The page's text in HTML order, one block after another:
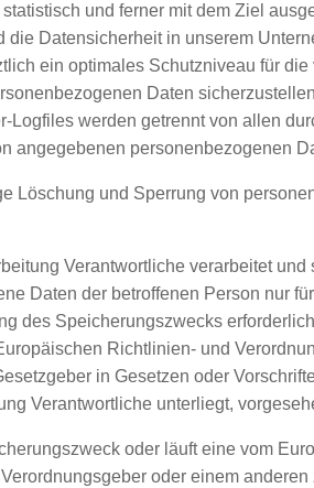
und ferner mit dem Ziel
die Datensicherheit in unserem
ein optimales Schutzniveau für die
Daten
Logfiles werden getrennt von allen
angegebenen personenbezogenen
Löschung und Sperrung von
Verantwortliche verarbeitet und
Daten der betroffenen Person nur
des Speicherungszwecks
Richtlinien- und
in Gesetzen oder
Verantwortliche unterliegt,
oder läuft eine vom
oder einem